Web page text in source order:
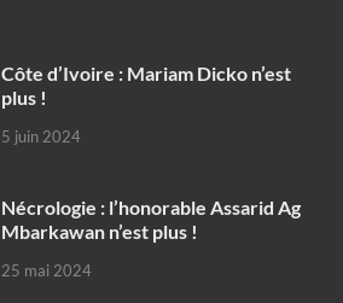
Côte d’Ivoire : Mariam Dicko n’est
plus !
5 juin 2024
Nécrologie : l’honorable Assarid Ag
Mbarkawan n’est plus !
25 mai 2024